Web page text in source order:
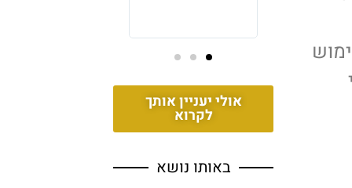
אולי יעניין אותך
לקרוא
באותו נושא